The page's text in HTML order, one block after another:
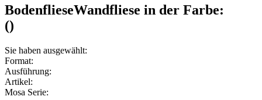
BodenflieseWandfliese in der Farbe:
()
Sie haben ausgewählt:
Format:
Ausführung:
Artikel:
Mosa Serie: